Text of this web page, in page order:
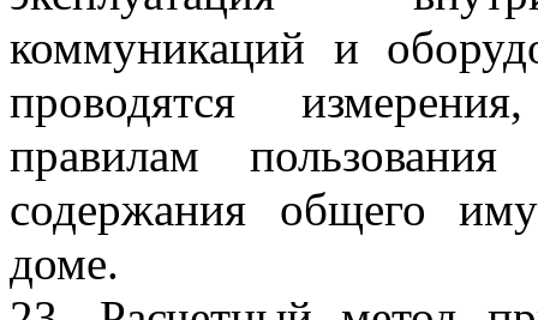
коммуникаций и
проводятся
правилам
содержания общего
доме.